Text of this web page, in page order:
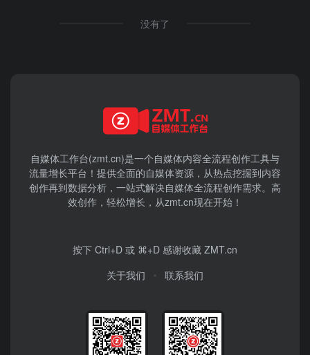
没有了
自媒体工作台(zmt.cn)是一个自媒体内容全流程创作工具与
流量增长平台！提供全面的自媒体资源，从热点挖掘到内容
创作再到数据分析，一站式解决自媒体全流程创作需求。高
效创作，轻松增长，从zmt.cn现在开始！
按下 Ctrl+D 或 ⌘+D 感谢收藏 ZMT.cn
关于我们
联系我们